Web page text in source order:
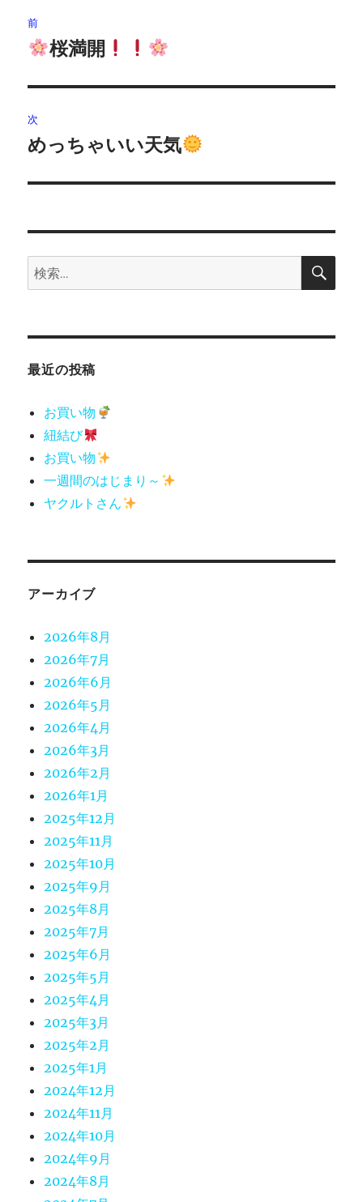
稿
ビ
ゲ
ー
ン
前
前
投
稿:
桜満開
次
次
投
めっちゃいい天気
検
索:
検
最近の投稿
お買い物
紐結び
お買い物
一週間のはじまり～
ヤクルトさん
アーカイブ
2026年8月
2026年7月
2026年6月
2026年5月
2026年4月
2026年3月
2026年2月
2026年1月
2025年12月
2025年11月
2025年10月
2025年9月
2025年8月
2025年7月
2025年6月
2025年5月
2025年4月
2025年3月
2025年2月
2025年1月
2024年12月
2024年11月
2024年10月
2024年9月
2024年8月